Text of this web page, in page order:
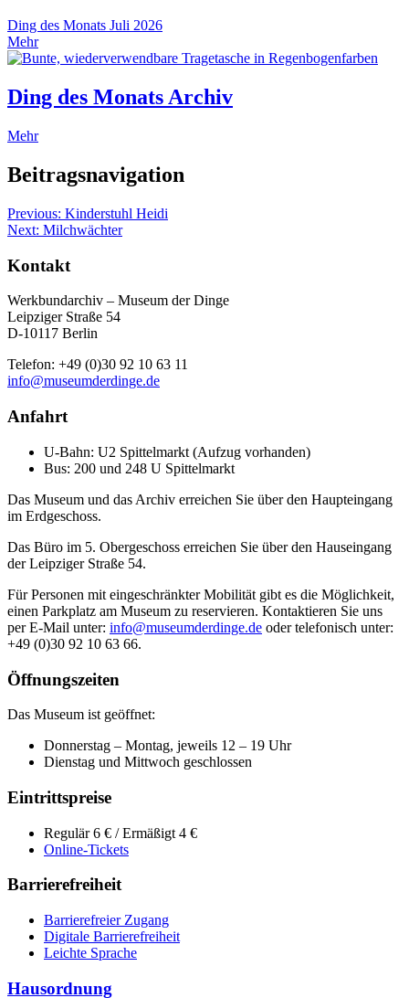
Ding des Monats Juli 2026
Mehr
Ding des Monats Archiv
Mehr
Beitragsnavigation
Previous: Kinderstuhl Heidi
Next: Milchwächter
Kontakt
Werkbundarchiv – Museum der Dinge
Leipziger Straße 54
D-10117 Berlin
Telefon: +49 (0)30 92 10 63 11
info@museumderdinge.de
Anfahrt
U-Bahn: U2 Spittelmarkt (Aufzug vorhanden)
Bus: 200 und 248 U Spittelmarkt
Das Museum und das Archiv erreichen Sie über den Haupteingang
im Erdgeschoss.
Das Büro im 5. Obergeschoss erreichen Sie über den Hauseingang
der Leipziger Straße 54.
Für Personen mit eingeschränkter Mobilität gibt es die Möglichkeit,
einen Parkplatz am Museum zu reservieren. Kontaktieren Sie uns
per E-Mail unter: info@museumderdinge.de oder telefonisch unter:
+49 (0)30 92 10 63 66.
Öffnungszeiten
Das Museum ist geöffnet:
Donnerstag – Montag, jeweils 12 – 19 Uhr
Dienstag und Mittwoch geschlossen
Eintrittspreise
Regulär 6 € / Ermäßigt 4 €
Online-Tickets
Barrierefreiheit
Barrierefreier Zugang
Digitale Barrierefreiheit
Leichte Sprache
Hausordnung